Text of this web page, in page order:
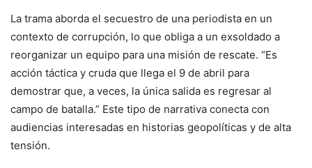
La trama aborda el secuestro de una periodista en un
contexto de corrupción, lo que obliga a un exsoldado a
reorganizar un equipo para una misión de rescate. “Es
acción táctica y cruda que llega el 9 de abril para
demostrar que, a veces, la única salida es regresar al
campo de batalla.” Este tipo de narrativa conecta con
audiencias interesadas en historias geopolíticas y de alta
tensión.